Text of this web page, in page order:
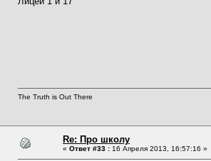
The Truth is Out There
Re: Про школу
« Ответ #33 : 16 Апреля 2013, 16:57:16 »